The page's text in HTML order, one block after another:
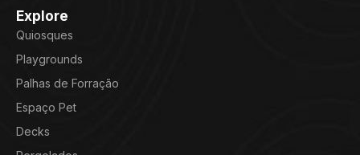
Explore
Quiosques
Playgrounds
Palhas de Forração
Espaço Pet
Decks